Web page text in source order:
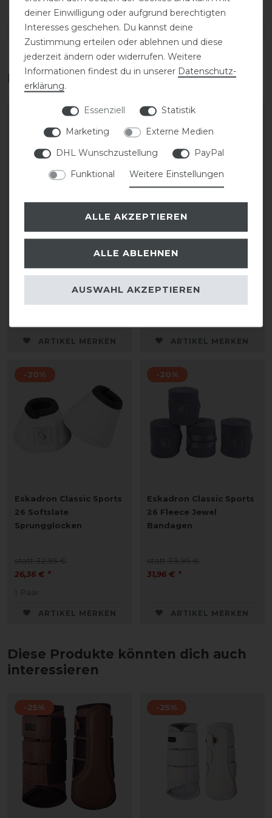
DETAILS ZUR PRODUKTSICHERHEIT
Das perfekte Zubehör für dich
Eskadron Classic Sports
26 Mesh Gamaschen
ARTIKEL MERKEN
-20%
Eskadron Classic Sports
26 Mesh Gamaschen
statt 49,95 €
ARTIKEL MERKEN
-20%
Eskadron Classic Sports
26 Softslate
Sprungglocken
statt 32,95 €
26,36 € *
1 Paar
ARTIKEL MERKEN
-20%
Eskadron Classic Sports
26 Fleece Jewel
Bandagen
statt 39,95 €
31,96 € *
ARTIKEL MERKEN
Diese Produkte könnten dich auch
interessieren
-25% -25%
deiner Einwilligung oder aufgrund berechtigten
Interesses geschehen. Du kannst deine
Zustimmung erteilen oder ablehnen und diese
jederzeit ändern oder widerrufen. Weitere
Informationen findest du in unserer Daten­schutz­
erklärung.
Essenziell
Statistik
Marketing
Externe Medien
DHL Wunschzustellung
PayPal
Funktional
Weitere Einstellungen
ALLE AKZEPTIEREN
ALLE ABLEHNEN
AUSWAHL AKZEPTIEREN